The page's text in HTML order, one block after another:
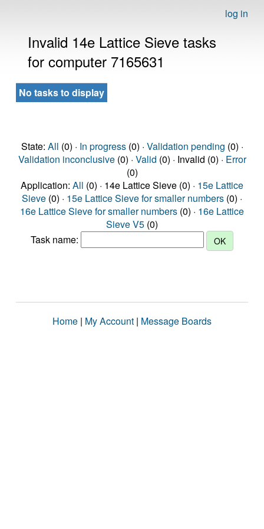
log in
Invalid 14e Lattice Sieve tasks
for computer 7165631
No tasks to display
State: All (0) · In progress(0) · Validation pending (0) ·
Validation inconclusive(0) · Valid (0) · Invalid (0) · Error
(0)
Application: All (0) · 14e Lattice Sieve (0) · 15e Lattice
Sieve (0) · 15e Lattice Sieve for smaller numbers (0) ·
16e Lattice Sieve for smaller numbers (0) · 16e Lattice
Sieve V5 (0)
Task name:
Home | My Account | Message Boards